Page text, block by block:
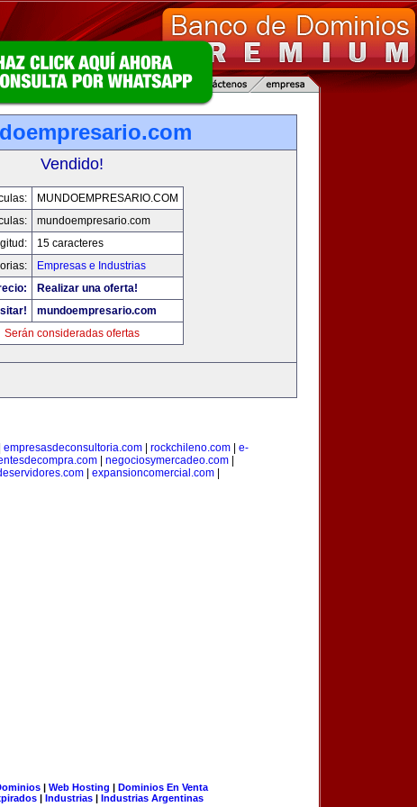
Vendido!
MUNDOEMPRESARIO.COM
mundoempresario.com
15 caracteres
Empresas e Industrias
Realizar una oferta!
mundoempresario.com
Serán consideradas ofertas
empresasdeconsultoria.com| rockchileno.com| e-
negociosymercadeo.com
expansioncomercial.com
| Web Hosting | Dominios En Venta
| Industrias | Industrias Argentinas